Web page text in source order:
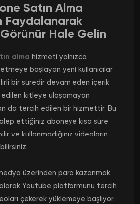
Satın Alma
Faydalanarak
Hale Gelin
alma hizmeti yalnızca
başlayan yeni kullanıcılar
bir süredir devam eden içerik
kitleye ulaşamayan
da tercih edilen bir hizmettir. Bu
ettiğiniz aboneye kısa süre
ve kullanmadığınız videoların
üzerinden para kazanmak
Youtube platformunu tercih
çekerek yüklemeye başlıyor.